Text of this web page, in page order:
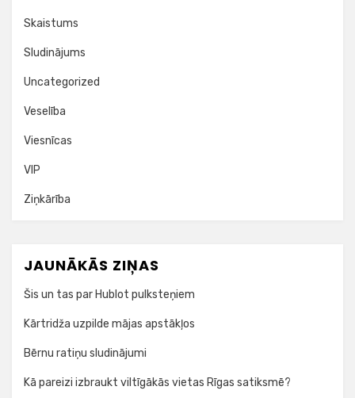
Skaistums
Sludinājums
Uncategorized
Veselība
Viesnīcas
VIP
Ziņkārība
JAUNĀKĀS ZIŅAS
Šis un tas par Hublot pulksteņiem
Kārtridža uzpilde mājas apstākļos
Bērnu ratiņu sludinājumi
Kā pareizi izbraukt viltīgākās vietas Rīgas satiksmē?